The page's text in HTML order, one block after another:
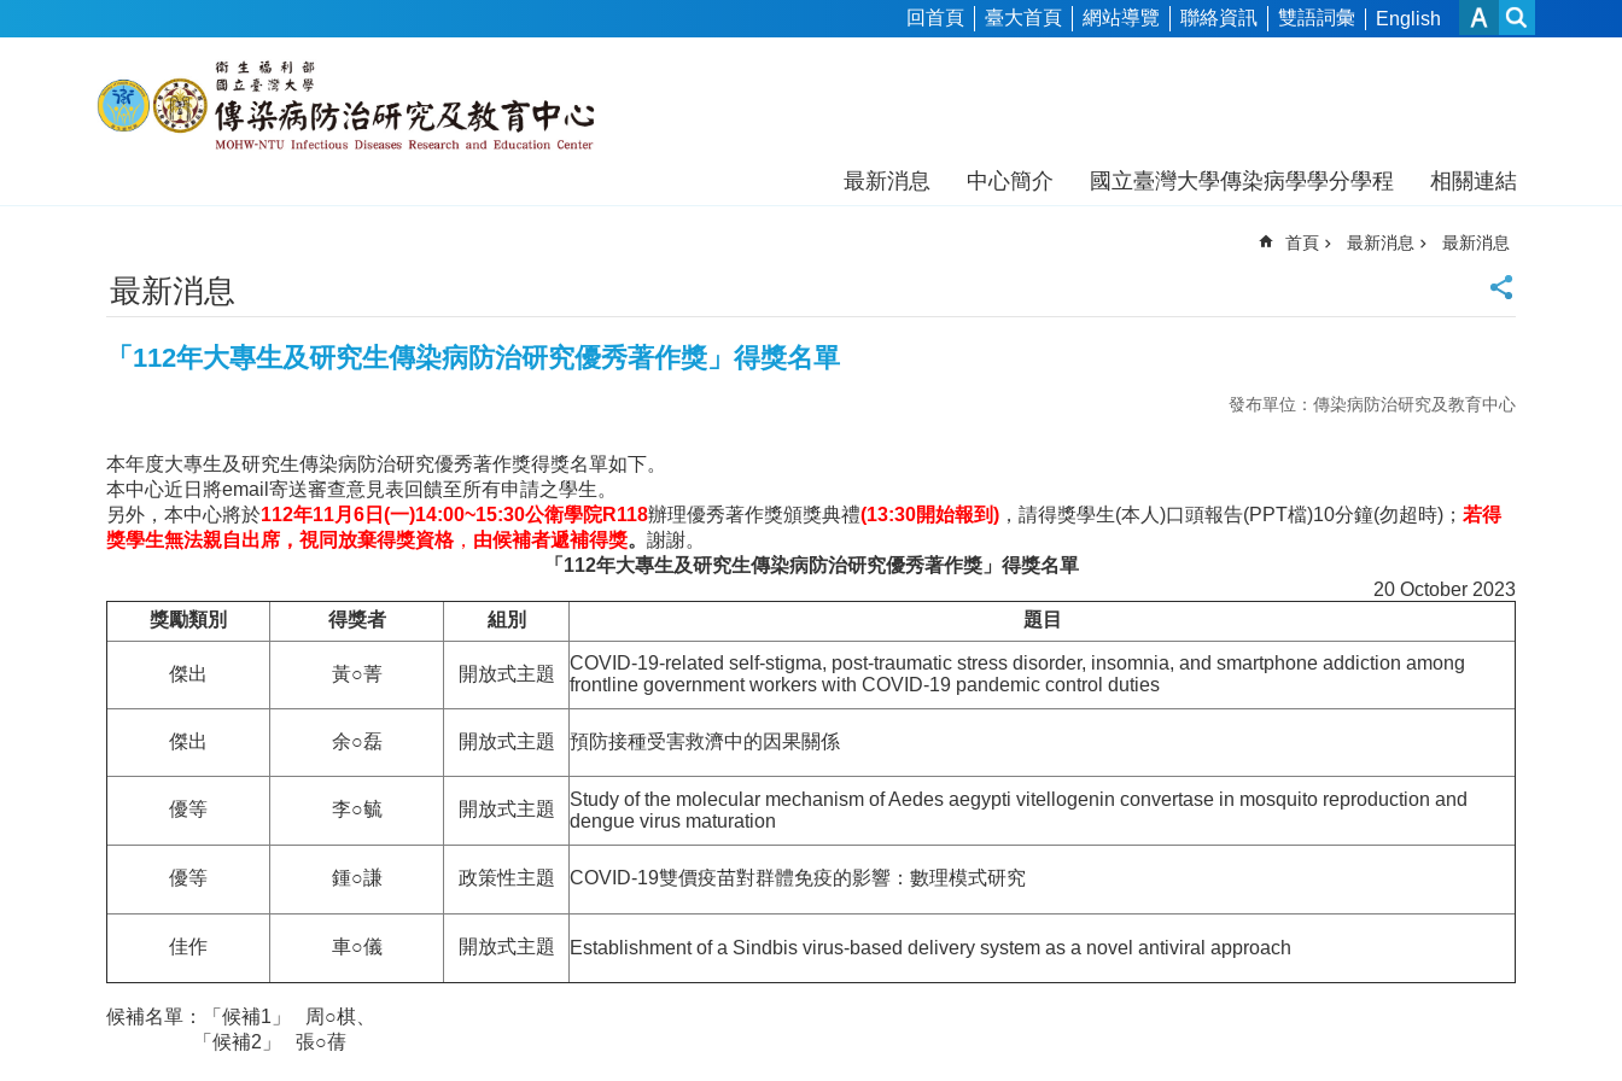
回首頁 臺大首頁 網站導覽 聯絡資訊 雙語詞彙 English
最新消息 中心簡介 國立臺灣大學傳染病學學分學程 相關連結
首頁 最新消息 最新消息
最新消息
「112年大專生及研究生傳染病防治研究優秀著作獎」得獎名單
發布單位：傳染病防治研究及教育中心
本年度大專生及研究生傳染病防治研究優秀著作獎得獎名單如下。
本中心近日將email寄送審查意見表回饋至所有申請之學生。
另外，本中心將於112年11月 6 日 (一)14:00~15:30公衛學院R118辦理優秀著作獎頒獎典禮(13:30開始報到) ，請得獎學生(本人)口頭報告(PPT檔)10分鐘(勿超時)； 若得
獎學生無法親自出席，視同放棄得獎資格， 由候補者遞補得獎。 謝謝。
「 112年大專生及研究生傳染病防治研究優秀著作獎」得獎名單
20 October 2023
獎勵類別
得獎者 組別 題目
傑出 黃○菁 開放式主題
COVID-19-related self-stigma, post-traumatic stress disorder, insomnia, and smartphone addiction among
frontline government workers with COVID-19 pandemic control duties
傑出 余○磊 開放式主題 預防接種受害救濟中的因果關係
優等 李○毓 開放式主題
Study of the molecular mechanism of Aedes aegypti vitellogenin convertase in mosquito reproduction and
dengue virus maturation
優等 鍾○謙 政策性主題 COVID-19雙價疫苗對群體免疫的影響：數理模式研究
佳作 車○儀 開放式主題 Establishment of a Sindbis virus-based delivery system as a novel antiviral approach
候補名單：「候補1」 周○棋、
「候補2」 張○蒨